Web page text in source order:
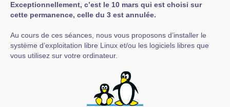
Exceptionnellement, c’est le 10 mars qui est choisi sur
cette permanence, celle du 3 est annulée.
Au cours de ces séances, nous vous proposons d’installer le
système d’exploitation libre Linux et/ou les logiciels libres que
vous utilisez sur votre ordinateur.